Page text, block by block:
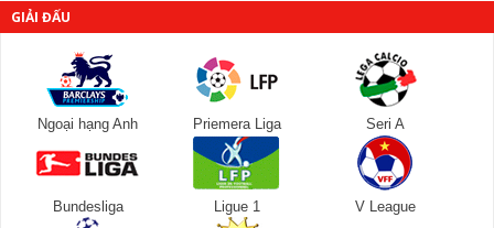
GIẢI ĐẤU
Ngoại hạng Anh Priemera Liga Seri A
Bundesliga Ligue 1 V League